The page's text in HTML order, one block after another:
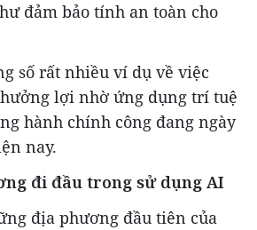
đảm bảo tính an toàn cho
số rất nhiều ví dụ về việc
lợi nhờ ứng dụng trí tuệ
hành chính công đang ngày
nay.
đi đầu trong sử dụng AI
địa phương đầu tiên của